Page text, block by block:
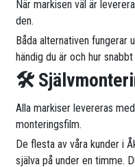
När markisen väl är
den.
Båda alternativen
händig du är och hur
🛠
Alla markiser levereras
monteringsfilm.
De flesta av våra kunder i
själva på under en timme.